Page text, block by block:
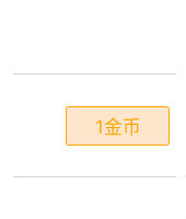
1金币